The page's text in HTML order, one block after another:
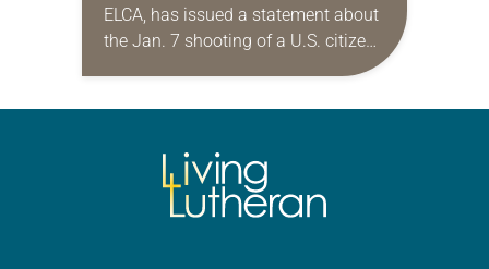
ELCA, has issued a statement about
the Jan. 7 shooting of a U.S. citizen